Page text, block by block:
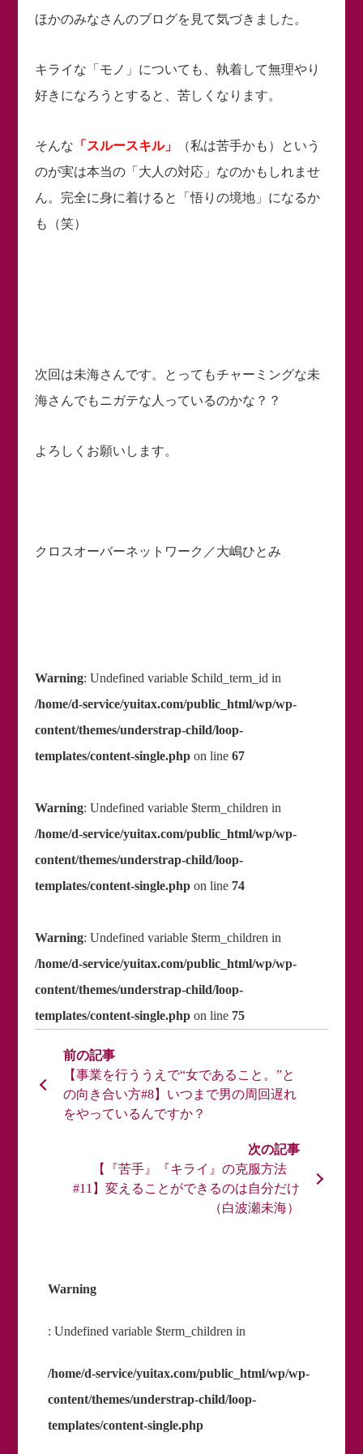
ほかのみなさんのブログを見て気づきました。
キライな「モノ」についても、執着して無理やり
好きになろうとすると、苦しくなります。
そんな 「スルースキル」
（私は苦手かも）という
のが実は本当の「大人の対応」なのかもしれませ
ん。完全に身に着けると「悟りの境地」になるか
も（笑）
次回は未海さんです。とってもチャーミングな未
海さんでもニガテな人っているのかな？？
よろしくお願いします。
クロスオーバーネットワーク／大嶋ひとみ
Warning: Undefined variable $child_term_id in
/home/d-service/yuitax.com/public_html/wp/wp-
content/themes/understrap-child/loop-
templates/content-single.phpon line 67
Warning: Undefined variable $term_children in
/home/d-service/yuitax.com/public_html/wp/wp-
content/themes/understrap-child/loop-
templates/content-single.phpon line 74
Warning: Undefined variable $term_children in
/home/d-service/yuitax.com/public_html/wp/wp-
content/themes/understrap-child/loop-
templates/content-single.phpon line 75
【事業を行ううえで“女であること。”と
の向き合い方#8】いつまで男の周回遅れ
をやっているんですか？
Warning
: Undefined variable $term_children in
/home/d-service/yuitax.com/public_html/wp/wp-
content/themes/understrap-child/loop-
templates/content-single.php
【『苦手』『キライ』の克服方法
#11】変えることができるのは自分だけ
（白波瀬未海）